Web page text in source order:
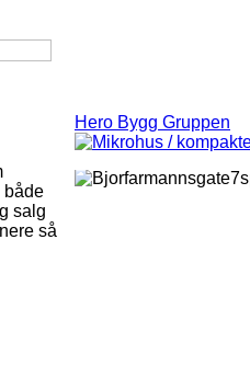
Hero Bygg Gruppen
både
salg
så